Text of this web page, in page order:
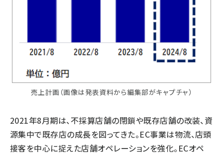
売上計画（画像は発表資料から編集部がキャプチャ）
2021年8月期は、不採算店舗の閉鎖や既存店舗の改装、資
源集中で既存店の成長を図ってきた。EC事業は物流、店頭
接客を中心に捉えた店舗オペレーションを強化。ECオペ